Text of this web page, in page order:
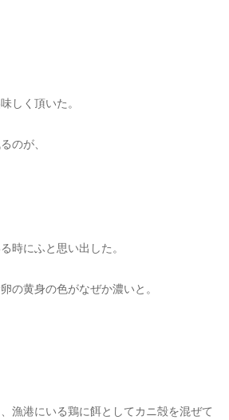
しく頂いた。
のが、
時にふと思い出した。
の黄身の色がなぜか濃いと。
漁港にいる鶏に餌としてカニ殻を混ぜて